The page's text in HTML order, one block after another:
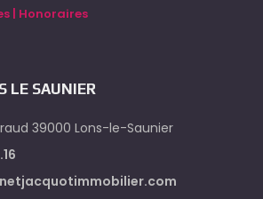
| Honoraires
LE SAUNIER
39000 Lons-le-Saunier